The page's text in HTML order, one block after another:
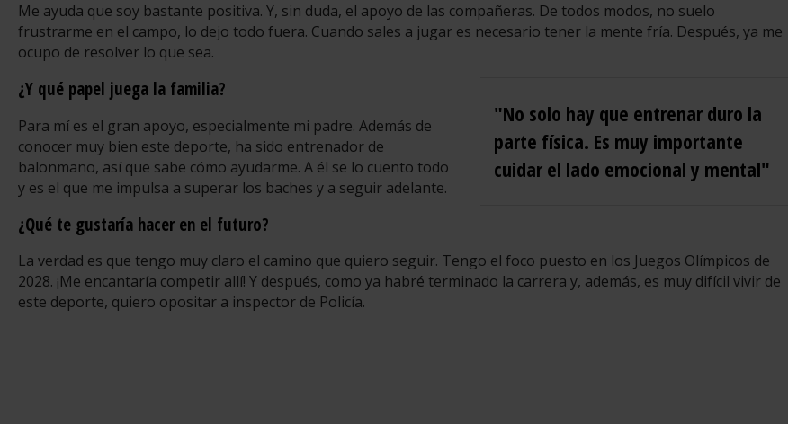
Me ayuda que soy bastante positiva. Y, sin duda, el apoyo de las compañeras. De todos modos, no suelo
frustrarme en el campo, lo dejo todo fuera. Cuando sales a jugar es necesario tener la mente fría. Después, ya me
ocupo de resolver lo que sea.
"No solo hay que entrenar duro la
parte física. Es muy importante
cuidar el lado emocional y mental"
¿Y qué papel juega la familia?
Para mí es el gran apoyo, especialmente mi padre. Además de
conocer muy bien este deporte, ha sido entrenador de
balonmano, así que sabe cómo ayudarme. A él se lo cuento todo
y es el que me impulsa a superar los baches y a seguir adelante.
¿Qué te gustaría hacer en el futuro?
La verdad es que tengo muy claro el camino que quiero seguir. Tengo el foco puesto en los Juegos Olímpicos de
2028. ¡Me encantaría competir allí! Y después, como ya habré terminado la carrera y, además, es muy difícil vivir de
este deporte, quiero opositar a inspector de Policía.